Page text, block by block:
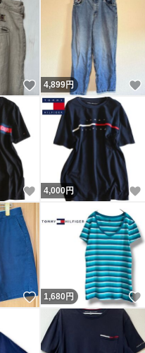
いいね！
4,899円
いいね！
4,000円
いいね！
1,680 円